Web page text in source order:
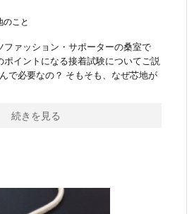
のこと
ファッション・サポーターの桑室で
ポイントになる接着試験についてご説
で必要なの？ そもそも、なぜ芯地が
続きを見る